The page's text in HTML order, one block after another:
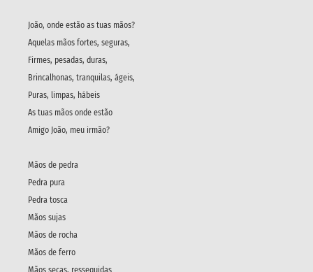
João, onde estão as tuas mãos?
Aquelas mãos fortes, seguras,
Firmes, pesadas, duras,
Brincalhonas, tranquilas, ágeis,
Puras, limpas, hábeis
As tuas mãos onde estão
Amigo João, meu irmão?
Mãos de pedra
Pedra pura
Pedra tosca
Mãos sujas
Mãos de rocha
Mãos de ferro
Mãos secas, ressequidas